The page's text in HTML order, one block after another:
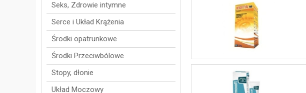
Seks, Zdrowie intymne
Serce i Układ Krążenia
Środki opatrunkowe
Środki Przeciwbólowe
Stopy, dłonie
Układ Moczowy